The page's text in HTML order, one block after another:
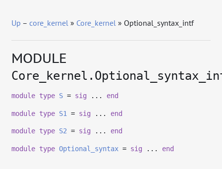
Up –core_kernel » Core_kernel » Optional_syntax_intf
MODULE
module type S = sig ... end
module type S1 = sig ... end
module type S2 = sig ... end
module type Optional_syntax = sig ... end